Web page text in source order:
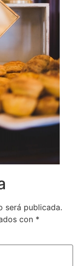
será publicada.
con *